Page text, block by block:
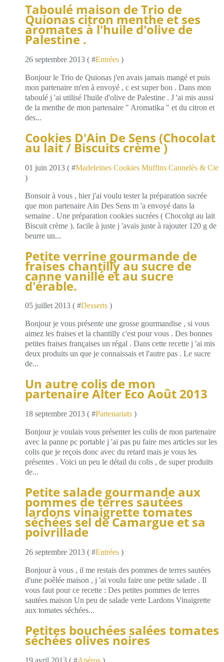
Taboulé maison de Trio de
Quionas citron menthe et ses
aromates à l'huile d'olive de
Palestine .
26 septembre 2013 ( #Entrées )
Bonjour le Trio de Quionas j'en avais jamais mangé et puis
mon partenaire m'en à envoyé , c est super bon . Dans mon
taboulé j 'ai utilisé l'huile d'olive de Palestine . J 'ai mis aussi
de la menthe de mon partenaire " Aromatika " et du citron et
des...
Cookies D'Ain De Sens (Chocolat
au lait / Biscuits crème )
01 juin 2013 ( #Madeleines Cookies Muffins Cannelés & Cie
)
Bonsoir à vous , hier j'ai voulu tester la préparation sucrée
que mon partenaire Ain Des Sens m 'a envoyé dans la
semaine . Une préparation cookies sucrées ( Chocolqt au lait
Biscuit crème ). facile à juste j 'avais juste à rajouter 120 g de
beurre un...
Petite verrine gourmande de
fraises chantilly au sucre de
canne vanillé et au sucre
d'érable.
05 juillet 2013 ( #Desserts )
Bonjour je vous présente une grosse gourmandise , si vous
aimez les fraises et la chantilly c'est pour vous . Des bonnes
petites fraises françaises un régal . Dans cette recette j 'ai mis
deux produits un que je connaissais et l'autre pas . Le sucre
de...
Un autre colis de mon
partenaire Alter Eco Août 2013
18 septembre 2013 ( #Partenariats )
Bonjour je voulais vous présenter les colis de mon partenaire
avec la panne pc portable j 'ai pas pu faire mes articles sur les
colis que je reçois donc avec du retard mais je vous les
présentes . Voici un peu le détail du colis , de super produits
de...
Petite salade gourmande aux
pommes de terres sautées
lardons vinaigrette tomates
séchées sel de Camargue et sa
poivrillade
26 septembre 2013 ( #Entrées )
Bonjour à vous , il me restais des pommes de terres sautées
d'une poêlée maison , j 'ai voulu faire une petite salade . Il
vous faut pour ce recette : Des petites pommes de terres
sautées maison Un peu de salade verte Lardons Vinaigrette
aux tomates séchées...
Petites bouchées salées tomates
séchées olives noires
19 avril 2013 ( #Apéros )